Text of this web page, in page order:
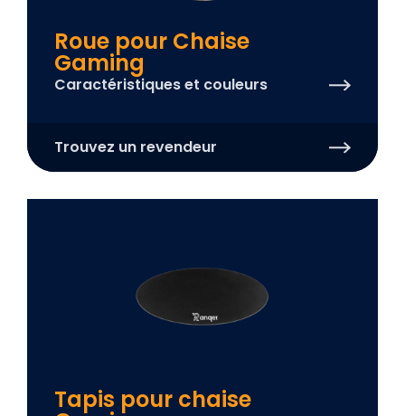
Roue pour Chaise
Gaming
Caractéristiques et couleurs
Trouvez un revendeur
Tapis pour chaise